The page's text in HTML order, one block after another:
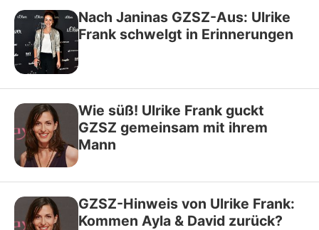
Nach Janinas GZSZ-Aus: Ulrike
Frank schwelgt in Erinnerungen
Wie süß! Ulrike Frank guckt
GZSZ gemeinsam mit ihrem
Mann
GZSZ-Hinweis von Ulrike Frank:
Kommen Ayla & David zurück?